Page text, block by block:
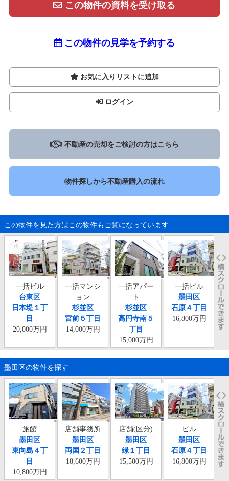
この物件の資料を受け取る
この物件の見学を予約する
お気に入りリストに追加
ログイン
不動産の売却をご検討の方はこちら
物件探しから不動産購入の流れ
この物件を見た方はこの物件もご覧になっています
一括ビル
台東区
日本堤１丁
目
20,000万円
一括マンシ
ョン
杉並区
宮前５丁目
14,000万円
一括アパー
ト
杉並区
高円寺南５
丁目
15,000万円
一括ビル
墨田区
石原４丁目
16,800万円
墨田区の物件を探す
旅館
墨田区
東向島４丁
目
10,800万円
店舗事務所
墨田区
両国２丁目
18,600万円
店舗(区分)
墨田区
緑１丁目
15,500万円
ビル
墨田区
石原４丁目
16,800万円